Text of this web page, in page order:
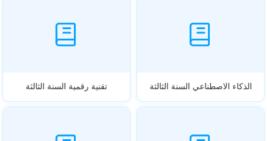
الذكاء الاصطناعي السنة الثالثة تقنية رقمية السنة الثالثة